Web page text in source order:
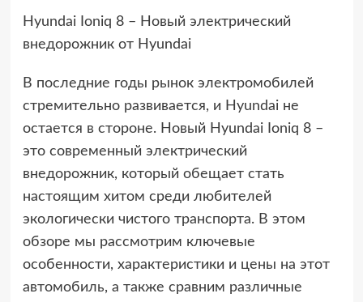
Hyundai Ioniq 8 – Новый электрический
внедорожник от Hyundai
В последние годы рынок электромобилей
стремительно развивается, и Hyundai не
остается в стороне. Новый Hyundai Ioniq 8 –
это современный электрический
внедорожник, который обещает стать
настоящим хитом среди любителей
экологически чистого транспорта. В этом
обзоре мы рассмотрим ключевые
особенности, характеристики и цены на этот
автомобиль, а также сравним различные